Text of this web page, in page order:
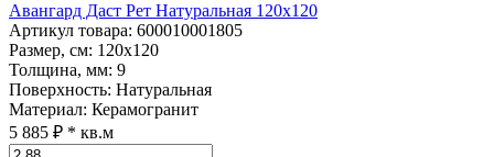
Авангард Даст Рет Натуральная 120x120
Артикул товара: 600010001805
Размер, см: 120x120
Толщина, мм: 9
Поверхность: Натуральная
Материал: Керамогранит
5 885 ₽ * кв.м